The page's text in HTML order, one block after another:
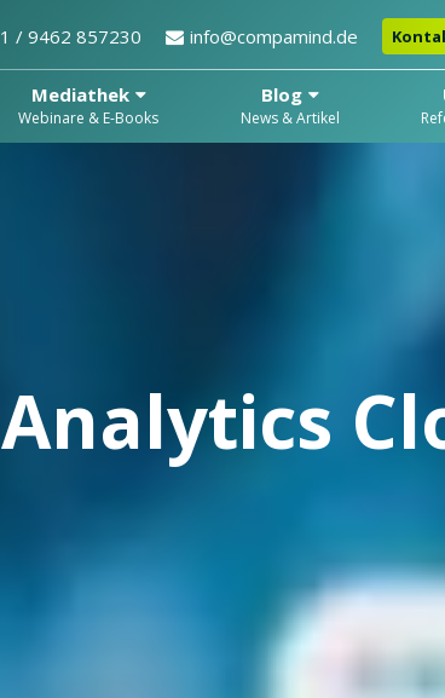
/ 9462 857230 info@compamind.de
Mediathek
Webinare & E-Books
Blog
News & Artikel